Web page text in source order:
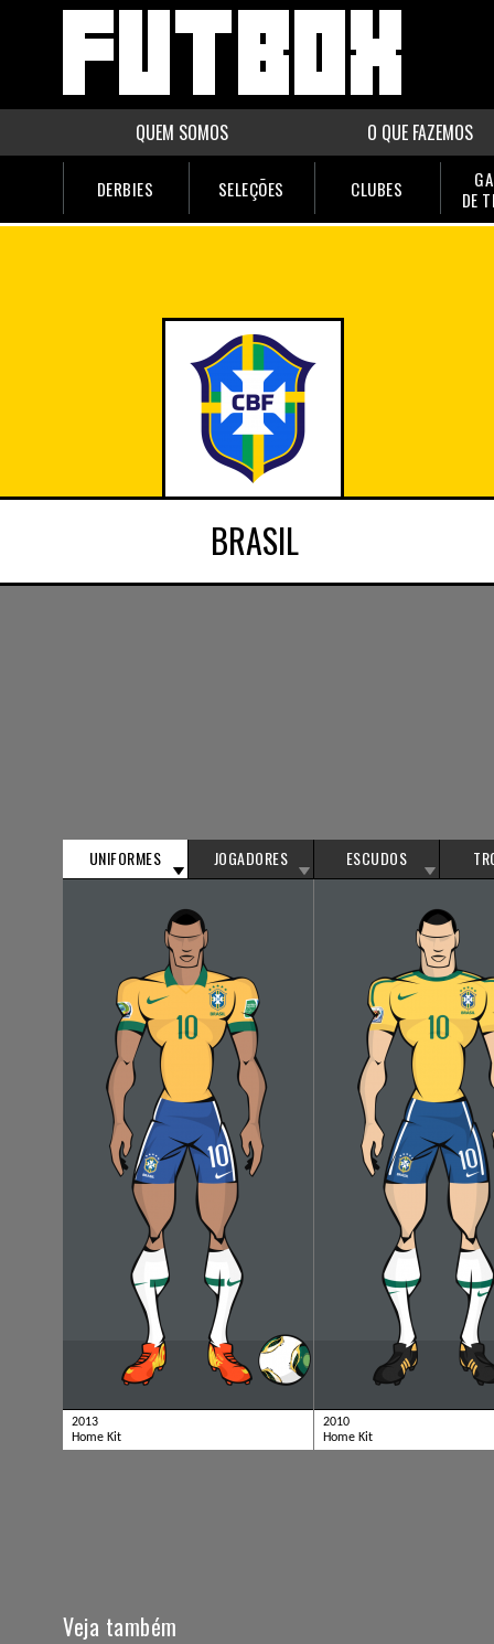
QUEM SOMOS O QUE FAZEMOS
DERBIES SELEÇÕES CLUBES
DE
BRASIL
UNIFORMES JOGADORES ESCUDOS
2013
Home Kit
2010
Home Kit
Veja também